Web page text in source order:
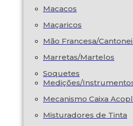
Macacos
Maçaricos
Mão Francesa/
Marretas/Martelos
Soquetes
Medições/
Mecanismo Caixa
Misturadores de Tinta